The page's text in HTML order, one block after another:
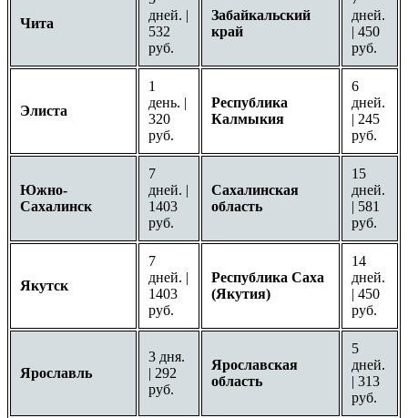
Чита
дней. |
532
руб.
Забайкальский
край
дней.
| 450
руб.
Элиста
1
день. |
320
руб.
Республика
Калмыкия
6
дней.
| 245
руб.
Южно-
Сахалинск
7
дней. |
1403
руб.
Сахалинская
область
15
дней.
| 581
руб.
Якутск
7
дней. |
1403
руб.
Республика Саха
(Якутия)
14
дней.
| 450
руб.
Ярославль
3 дня.
| 292
руб.
Ярославская
область
5
дней.
| 313
руб.